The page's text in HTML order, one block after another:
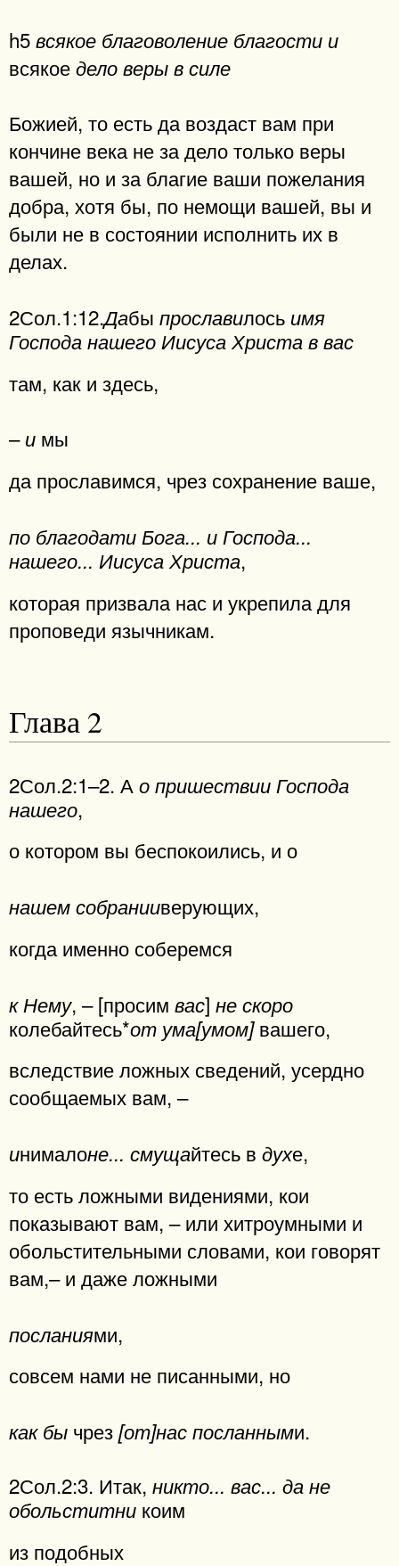
h5всякое благоволение благости и
всякоедело веры в силе
Божией, то есть да воздаст вам при
кончине века не за дело только веры
вашей, но и за благие ваши пожелания
добра, хотя бы, по немощи вашей, вы и
были не в состоянии исполнить их в
делах.
2Сол.1:12.Дабы прославилось имя
Господа нашего Иисуса Христа в вас
там, как и здесь,
–и мы
да прославимся, чрез сохранение ваше,
по благодати Бога... и Господа...
нашего... Иисуса Христа,
которая призвала нас и укрепила для
проповеди язычникам.
Глава 2
2Сол.2:1–2. А о пришествии Господа
нашего,
о котором вы беспокоились, и о
нашем собранииверующих,
когда именно соберемся
к Нему, – [просим вас] не скоро
колебайтесь*от ума[умом]вашего,
вследствие ложных сведений, усердно
сообщаемых вам, –
инималоне... смущайтесь в духе,
то есть ложными видениями, кои
показывают вам, – или хитроумными и
обольстительными словами, кои говорят
вам,– и даже ложными
посланиями,
совсем нами не писанными, но
как бы чрез[от]нас посланными.
2Сол.2:3. Итак, никто... вас... да не
обольститни коим
из подобных